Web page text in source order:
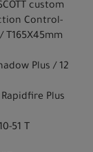
custom
Control-
T165X45mm
Plus / 12
Plus
51 T